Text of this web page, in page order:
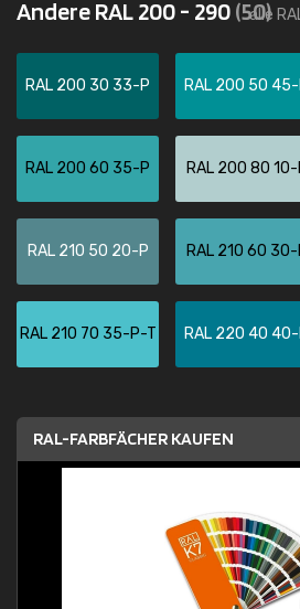
Andere RAL 200 - 290(50)
alle
RAL 200 30 33-P RAL 200 50
RAL 200 60 35-P RAL 200 80 10-
RAL 210 50 20-P RAL 210 60 30-
RAL 210 70 35-P-T RAL 220 40
RAL-FARBFÄCHER KAUFEN